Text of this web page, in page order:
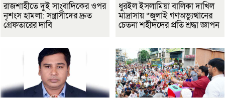
রাজশাহীতে দুই সাংবাদিকের ওপর
নৃশংস হামলা: সন্ত্রাসীদের দ্রুত
গ্রেফতারের দাবি
ধুরইল ইসলামিয়া বালিকা দাখিল
মাদ্রাসায় “জুলাই গণঅভ্যুত্থানের
চেতনা শহীদদের প্রতি শ্রদ্ধা জ্ঞাপন